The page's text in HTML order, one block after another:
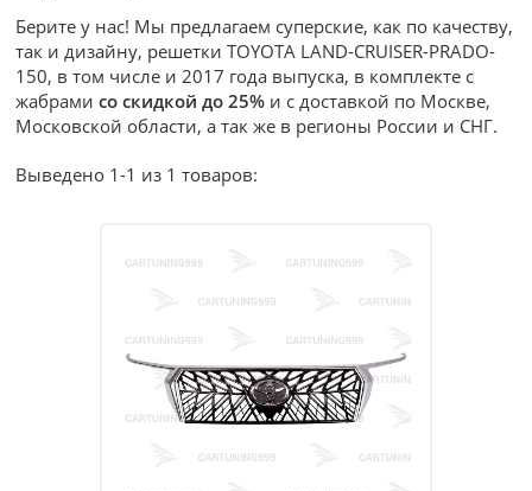
Берите у нас! Мы предлагаем суперские, как по качеству,
так и дизайну, решетки TOYOTA LAND-CRUISER-PRADO-
150, в том числе и 2017 года выпуска, в комплекте с
жабрамисо скидкой до 25% и с доставкой по Москве,
Московской области, а так же в регионы России и СНГ.
Выведено 1-1 из 1 товаров: